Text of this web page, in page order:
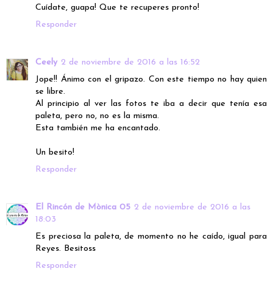
Cuídate, guapa! Que te recuperes pronto!
Responder
Ceely 2 de noviembre de 2016 a las 16:52
Jope!! Ánimo con el gripazo. Con este tiempo no hay quien
se libre.
Al principio al ver las fotos te iba a decir que tenía esa
paleta, pero no, no es la misma.
Esta también me ha encantado.
Un besito!
Responder
El Rincón de Mònica 05 2 de noviembre de 2016 a las
18:03
Es preciosa la paleta, de momento no he caído, igual para
Reyes. Besitoss
Responder